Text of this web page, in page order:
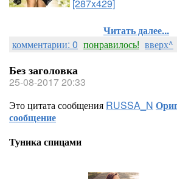
[287x429]
Читать далее...
комментарии: 0 понравилось! вверх^
Без заголовка
25-08-2017 20:33
Это цитата сообщения RUSSA_N
сообщение
Туника спицами